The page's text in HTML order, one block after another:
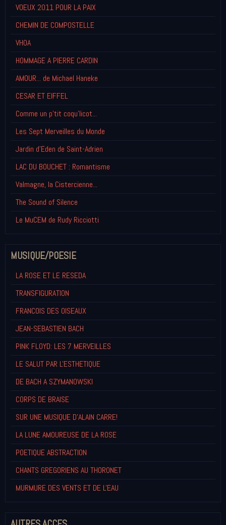
VOEUX 2011 POUR LA PAIX
CHEMIN DE COMPOSTELLE
VHOA
HOMMAGE A PIERRE CARDIN
AMOUR... de Michael Haneke
CESAR ET EIFFEL
Comme un p'tit coqu'licot...
Les Sept Merveilles du Monde
Jardin d'Eden de Saint-Adrien
LAC DU BOUCHET : Romantisme
Valmagne, la Cistercienne...
The Sound of Silence
Le MuCEM de Rudy Ricciotti
MUSIQUE/POESIE
LA ROSE ET LE RESEDA
TRANSFIGURATION
FRANCOIS DES OISEAUX
JEAN-SEBASTIEN BACH
PINK FLOYD: LES 7 MERVEILLES
LE SALUT PAR L'ESTHETIQUE
DE BACH A SZYMANOWSKI
CORPS DE BRAISE
SUR UNE MUSIQUE D'ALAIN CARRE!
LA LUNE AMOUREUSE DE LA ROSE
POETIQUE ABSTRACTION
CHANTS GREGORIENS AU THORONET
MURMURE DES VENTS ET DE L'EAU